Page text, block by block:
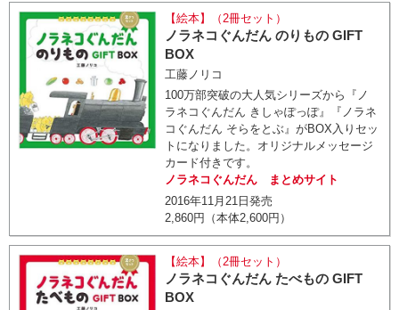
【絵本】（2冊セット）
ノラネコぐんだん のりもの GIFT
BOX
工藤ノリコ
100万部突破の大人気シリーズから『ノ
ラネコぐんだん きしゃぽっぽ』『ノラネ
コぐんだん そらをとぶ』がBOX入りセッ
トになりました。オリジナルメッセージ
カード付きです。
ノラネコぐんだん まとめサイト
2016年11月21日発売
2,860円（本体2,600円）
【絵本】（2冊セット）
ノラネコぐんだん たべもの GIFT
BOX